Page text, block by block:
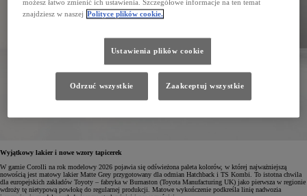
Wyjątkowy lakier i nowe wzory tapicerek
W gamie Corolli na rok modelowy 2026 pojawia się odświeżona paleta kolorów, w której najważniejszą
nowością jest matowy lakier Matte Grey przygotowany dla odmian Hatchback i TS Kombi. To istotna chwila
dla europejskich zakładów Toyoty – fabryka w Burnaston (Toyota Manufacturing UK) jako pierwsza w regionie
wdroży tę nietypową powłokę do regularnej produkcji. Matowe wykończenie podkreśla linię nadwozia
możesz łatwo zmienić ich ustawienia. Szczegółowe informacje na ten temat
znajdziesz w naszej Polityce plików cookie.
Ustawienia plików cookie
Odrzuć wszystkie Zaakceptuj wszystkie